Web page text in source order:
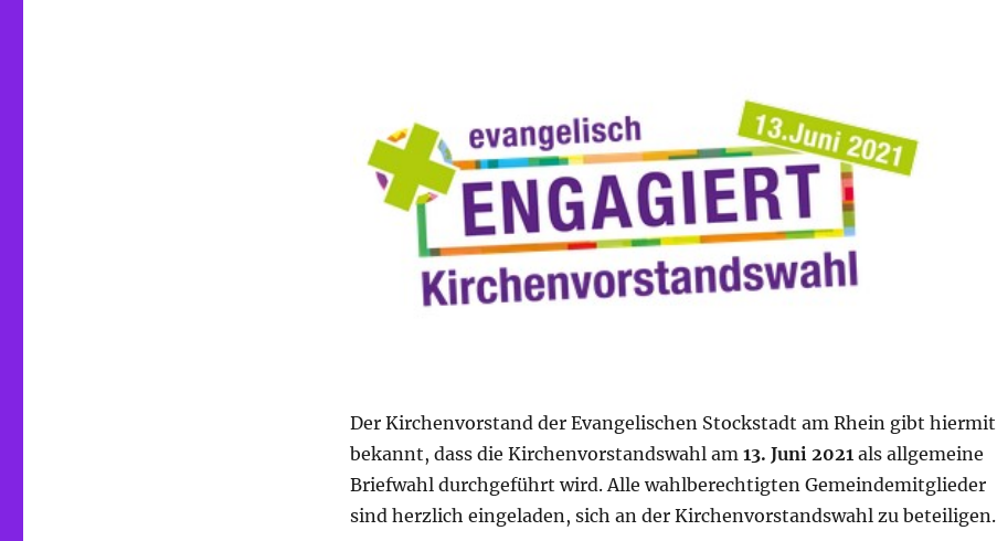
Der Kirchenvorstand der Evangelischen Stockstadt am Rhein gibt hiermit
bekannt, dass die Kirchenvorstandswahl am 13. Juni 2021als allgemeine
Briefwahl durchgeführt wird. Alle wahlberechtigten Gemeindemitglieder
sind herzlich eingeladen, sich an der Kirchenvorstandswahl zu beteiligen.